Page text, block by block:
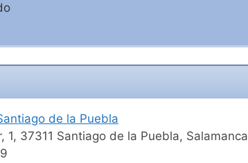
de la Puebla
1, 37311 Santiago de la Puebla, Salamanca